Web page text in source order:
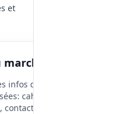
et
infos des
cahier des
etc